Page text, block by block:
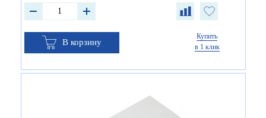
В корзину
Купить
в 1 клик